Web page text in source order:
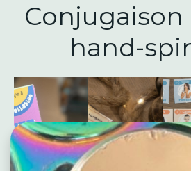
Conjugaison
hand-